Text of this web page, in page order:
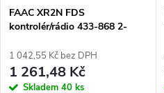
FAAC XR2N FDS
kontrolér/rádio 433-868 2-
1 042,55 Kč bez DPH
1 261,48 Kč
Skladem 40 ks